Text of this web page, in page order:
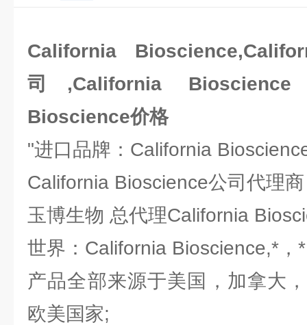
California
司,California
Bioscience价格
"进口品牌：California
California Bioscience公司代理
玉博生物 总代理California
世界：California Bioscience,*
产品全部来源于美国，加拿大
欧美国家;